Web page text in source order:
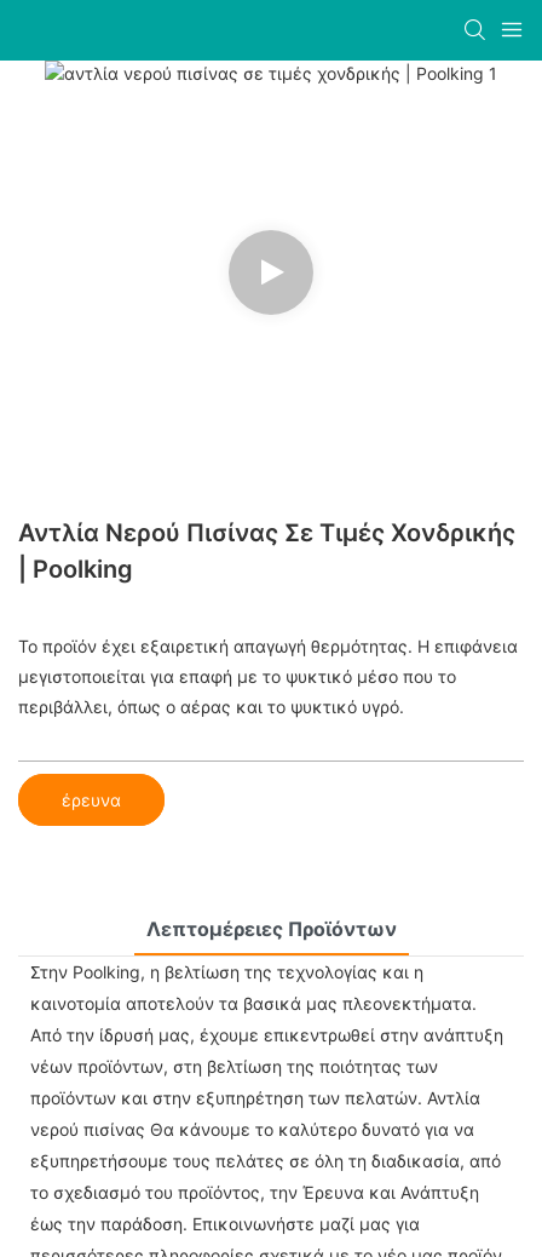
Αντλία Νερού Πισίνας Σε Τιμές Χονδρικής
| Poolking
Το προϊόν έχει εξαιρετική απαγωγή θερμότητας. Η επιφάνεια
μεγιστοποιείται για επαφή με το ψυκτικό μέσο που το
περιβάλλει, όπως ο αέρας και το ψυκτικό υγρό.
έρευνα
Λεπτομέρειες Προϊόντων
Στην Poolking, η βελτίωση της τεχνολογίας και η
καινοτομία αποτελούν τα βασικά μας πλεονεκτήματα.
Από την ίδρυσή μας, έχουμε επικεντρωθεί στην ανάπτυξη
νέων προϊόντων, στη βελτίωση της ποιότητας των
προϊόντων και στην εξυπηρέτηση των πελατών. Αντλία
νερού πισίνας Θα κάνουμε το καλύτερο δυνατό για να
εξυπηρετήσουμε τους πελάτες σε όλη τη διαδικασία, από
το σχεδιασμό του προϊόντος, την Έρευνα και Ανάπτυξη
έως την παράδοση. Επικοινωνήστε μαζί μας για